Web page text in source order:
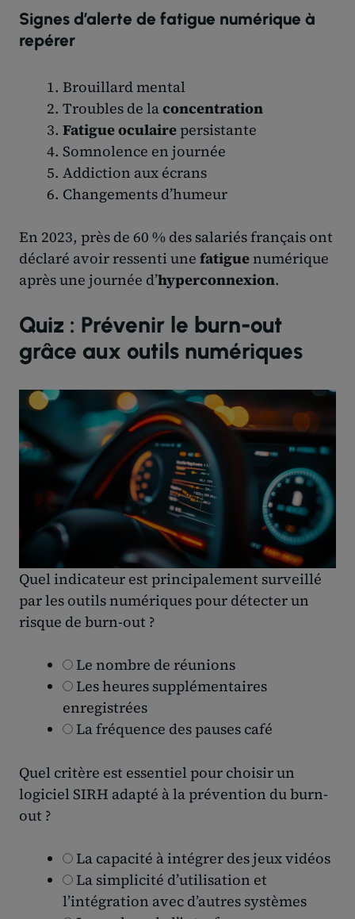
Signes d’alerte de fatigue numérique à
repérer
Brouillard mental
Troubles de laconcentration
Fatigue oculairepersistante
Somnolence en journée
Addiction aux écrans
Changements d’humeur
En 2023, près de 60 % des salariés français ont
déclaré avoir ressenti une fatiguenumérique
après une journée d’hyperconnexion.
Quiz : Prévenir le burn-out
grâce aux outils numériques
Quel indicateur est principalement surveillé
par les outils numériques pour détecter un
risque de burn-out ?
Le nombre de réunions
Les heures supplémentaires
enregistrées
La fréquence des pauses café
Quel critère est essentiel pour choisir un
logiciel SIRH adapté à la prévention du burn-
out ?
La capacité à intégrer des jeux vidéos
La simplicité d’utilisation et
l’intégration avec d’autres systèmes